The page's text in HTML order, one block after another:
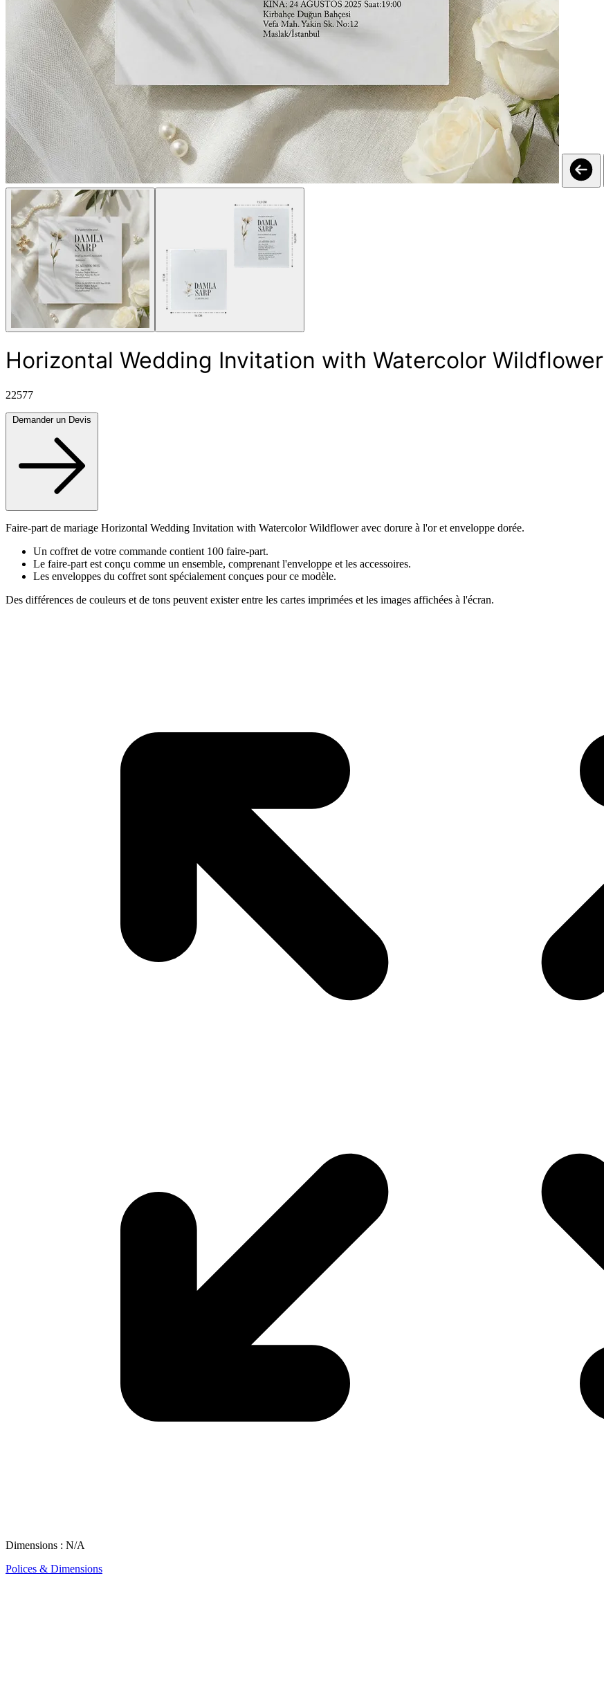
Horizontal Wedding Invitation with Watercolor Wildflower
22577
Faire-part de mariage Horizontal Wedding Invitation with Watercolor Wildflower avec dorure à l'or et enveloppe dorée.
Un coffret de votre commande contient 100 faire-part.
Le faire-part est conçu comme un ensemble, comprenant l'enveloppe et les accessoires.
Les enveloppes du coffret sont spécialement conçues pour ce modèle.
Des différences de couleurs et de tons peuvent exister entre les cartes imprimées et les images affichées à l'écran.
Dimensions : N/A
Polices & Dimensions